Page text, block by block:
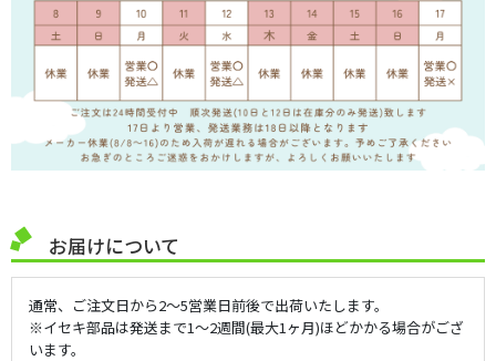
お届けについて
通常、ご注文日から2～5営業日前後で出荷いたします。
※イセキ部品は発送まで1～2週間(最大1ヶ月)ほどかかる場合がござ
います。